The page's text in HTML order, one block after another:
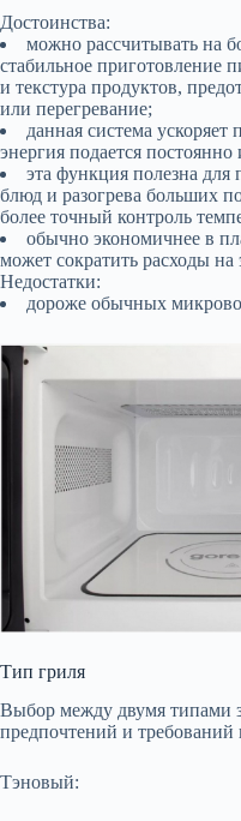
Достоинства:
можно рассчитывать на
стабильное приготовление
и текстура продуктов,
или перегревание;
данная система ускоряет
энергия подается
эта функция полезна для
блюд и разогрева больших
более точный контроль
обычно экономичнее в
может сократить расходы на
Недостатки:
дороже обычных
Тип гриля
Выбор между двумя типами
предпочтений и
Тэновый: